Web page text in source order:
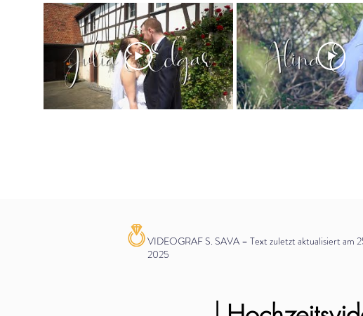
VIDEOGRAF S. SAVA – Text zuletzt aktualisiert am
2025